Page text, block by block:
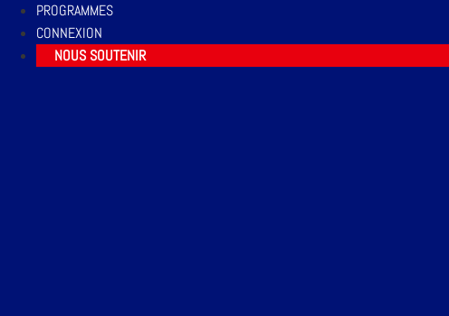
PROGRAMMES
CONNEXION
NOUS SOUTENIR